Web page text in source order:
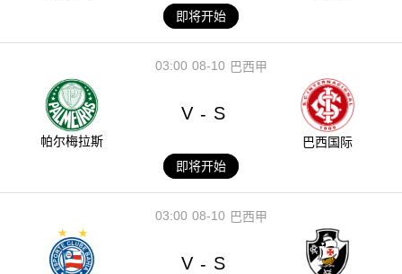
即将开始
08-10
03:00 巴西甲
帕尔梅拉斯
V - S
巴西国际
即将开始
08-10
03:00 巴西甲
V - S